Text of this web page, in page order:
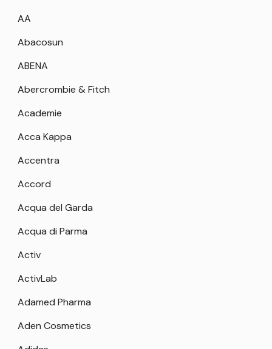
AA
Abacosun
ABENA
Abercrombie & Fitch
Academie
Acca Kappa
Accentra
Accord
Acqua del Garda
Acqua di Parma
Activ
ActivLab
Adamed Pharma
Aden Cosmetics